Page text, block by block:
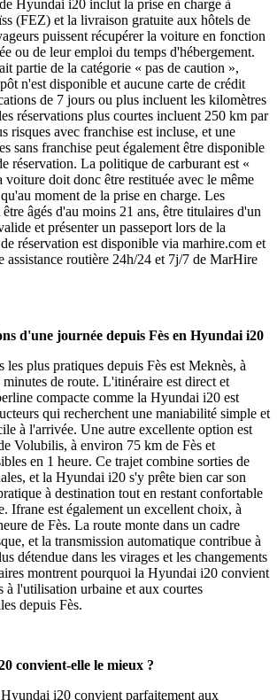
Hyundai i20 inclut la prise en charge à
(FEZ) et la livraison gratuite aux hôtels de
puissent récupérer la voiture en fonction
ou de leur emploi du temps d'hébergement.
partie de la catégorie « pas de caution »,
n'est disponible et aucune carte de crédit
de 7 jours ou plus incluent les kilomètres
réservations plus courtes incluent 250 km par
risques avec franchise est incluse, et une
sans franchise peut également être disponible
réservation. La politique de carburant est «
doit donc être restituée avec le même
moment de la prise en charge. Les
âgés d'au moins 21 ans, être titulaires d'un
et présenter un passeport lors de la
réservation est disponible via marhire.com et
assistance routière 24h/24 et 7j/7 de MarHire
d'une journée depuis Fès en Hyundai i20
les plus pratiques depuis Fès est Meknès, à
de route. L'itinéraire est direct et
compacte comme la Hyundai i20 est
qui recherchent une maniabilité simple et
à l'arrivée. Une autre excellente option est
Volubilis, à environ 75 km de Fès et
en 1 heure. Ce trajet combine sorties de
et la Hyundai i20 s'y prête bien car son
à destination tout en restant confortable
Ifrane est également un excellent choix, à
de Fès. La route monte dans un cadre
et la transmission automatique contribue à
détendue dans les virages et les changements
montrent pourquoi la Hyundai i20 convient
à l'utilisation urbaine et aux courtes
depuis Fès.
convient-elle le mieux ?
i20 convient parfaitement aux